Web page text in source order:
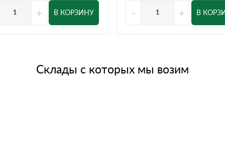
+ В КОРЗИНУ - + В
Склады с которых мы возим